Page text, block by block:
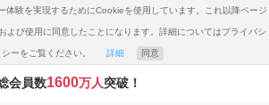
体験を実現するためにCookieを使用しています。これ以降ページ
よび使用に同意したことになります。詳細についてはプライバシ
シーをご覧ください。 詳細 同意
会員数1600万人突破！